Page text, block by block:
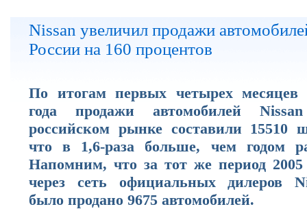
Nissan увеличил продажи
России на 160 процентов
По итогам первых четырех месяцев
года продажи автомобилей
российском рынке составили 15510
что в 1,6-раза больше, чем годом
Напомним, что за тот же период 2005
через сеть официальных дилеров
было продано 9675 автомобилей.